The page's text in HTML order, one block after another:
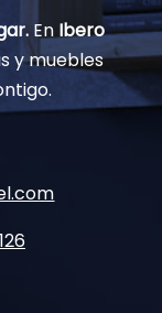
EnIbero
y muebles